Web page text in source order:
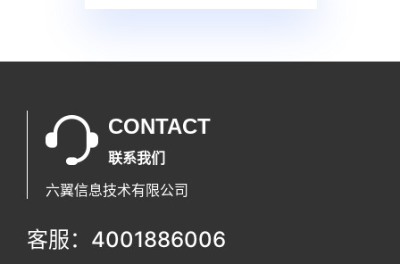
CONTACT
联系我们
六翼信息技术有限公司
客服：4001886006